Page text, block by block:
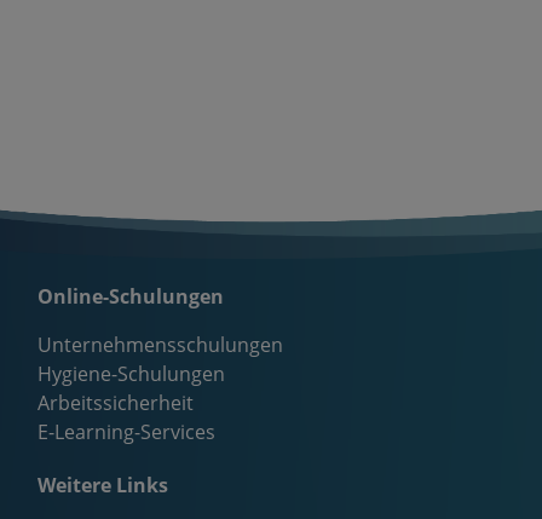
Online-Schulungen
Unternehmensschulungen
Hygiene-Schulungen
Arbeitssicherheit
E-Learning-Services
Weitere Links